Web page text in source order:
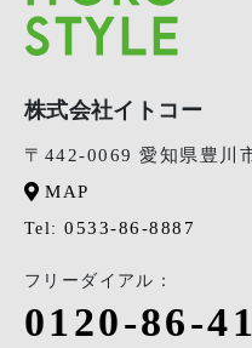
株式会社イトコー
〒442-0069 愛知県豊川
MAP
Tel: 0533-86-8887
フリーダイアル：
0120-86-